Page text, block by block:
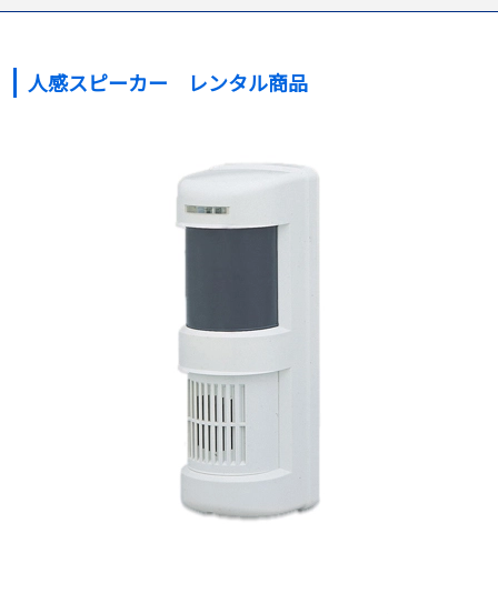
人感スピーカー レンタル商品